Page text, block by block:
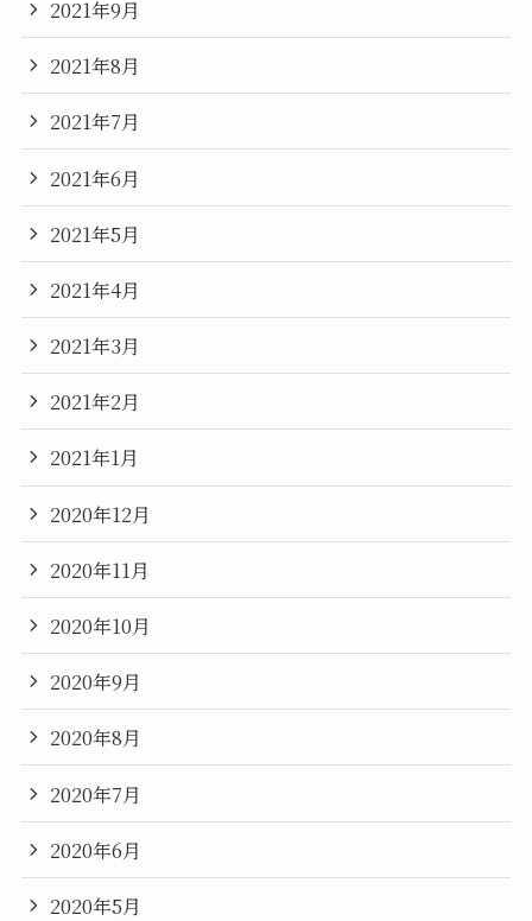
2021年9月
2021年8月
2021年7月
2021年6月
2021年5月
2021年4月
2021年3月
2021年2月
2021年1月
2020年12月
2020年11月
2020年10月
2020年9月
2020年8月
2020年7月
2020年6月
2020年5月